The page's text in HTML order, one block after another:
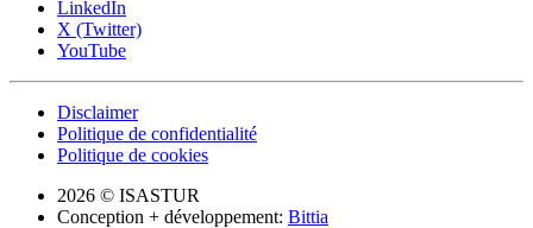
LinkedIn
X (Twitter)
YouTube
Disclaimer
Politique de confidentialité
Politique de cookies
2026 © ISASTUR
Conception + développement: Bittia